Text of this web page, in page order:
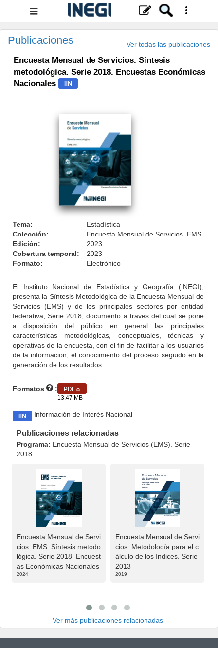
Menú
navegación
Publicaciones Ver todas las publicaciones
Encuesta Mensual de Servicios. Síntesis
metodológica. Serie 2018. Encuestas Económicas
Nacionales
Tema:
Estadística
Colección:
Encuesta Mensual de Servicios. EMS
Edición:
2023
Cobertura temporal:
2023
Formato:
Electrónico
El Instituto Nacional de Estadística y Geografía (INEGI),
presenta la Síntesis Metodológica de la Encuesta Mensual de
Servicios (EMS) y de los principales sectores por entidad
federativa, Serie 2018; documento a través del cual se pone
a disposición del público en general las principales
características metodológicas, conceptuales, técnicas y
operativas de la encuesta, con el fin de facilitar a los usuarios
de la información, el conocimiento del proceso seguido en la
generación de los resultados.
Formatos :
13.47 MB
Información de Interés Nacional
Publicaciones relacionadas
Programa: Encuesta Mensual de Servicios (EMS). Serie
2018
Encuesta Mensual de Servi
cios. EMS. Síntesis metodo
lógica. Serie 2018. Encuest
as Económicas Nacionales
2024
Encuesta Mensual de Servi
cios. Metodología para el c
álculo de los índices. Serie
2013
2019
Ver más publicaciones relacionadas